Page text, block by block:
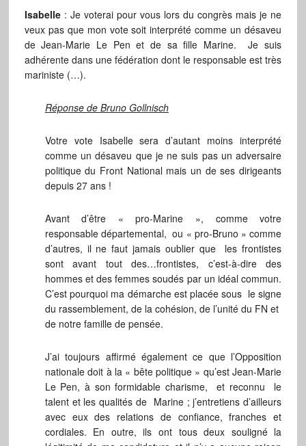
Isabelle: Je voterai pour vous lors du congrès mais je ne
veux pas que mon vote soit interprété comme un désaveu
de Jean-Marie Le Pen et de sa fille Marine. Je suis
adhérente dans une fédération dont le responsable est très
mariniste (…).
Réponse de Bruno Gollnisch
Votre vote Isabelle sera d’autant moins interprété
comme un désaveu que je ne suis pas un adversaire
politique du Front National mais un de ses dirigeants
depuis 27 ans !
Avant d’être « pro-Marine », comme votre
responsable départemental, ou « pro-Bruno » comme
d’autres, il ne faut jamais oublier que les frontistes
sont avant tout des…frontistes, c’est-à-dire des
hommes et des femmes soudés par un idéal commun.
C’est pourquoi ma démarche est placée sous le signe
du rassemblement, de la cohésion, de l’unité du FN et
de notre famille de pensée.
J’ai toujours affirmé également ce que l’Opposition
nationale doit à la « bête politique » qu’est Jean-Marie
Le Pen, à son formidable charisme, et reconnu le
talent et les qualités de Marine ; j’entretiens d’ailleurs
avec eux des relations de confiance, franches et
cordiales. En outre, ils ont tous deux souligné la